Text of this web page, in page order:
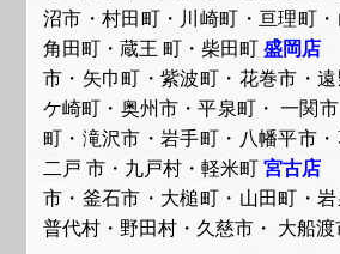
沼市・村田町・川崎町・亘理町・
角田町・蔵王 町・柴田町盛岡店
市・矢巾町・紫波町・花巻市・
ケ崎町・奥州市・平泉町・ 一関
町・滝沢市・岩手町・八幡平市・
二戸 市・九戸村・軽米町宮古店
市・釜石市・大槌町・山田町・岩
普代村・野田村・久慈市・ 大船渡